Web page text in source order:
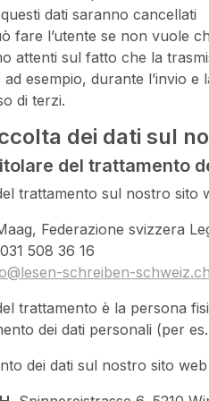
dati saranno cancellati
fare l’utente se non vuole
attenti sul fatto che la
esempio, durante l’invio
di terzi.
dei dati sul
del trattamento
trattamento sul nostro sito
Federazione svizzera
508 36 16
schreiben-schweiz.ch
trattamento è la persona
dei dati personali (per
dei dati sul nostro sito